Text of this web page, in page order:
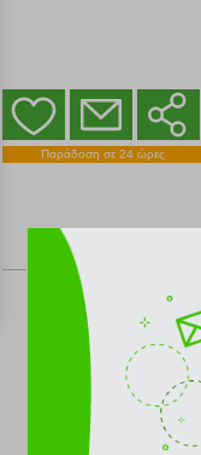
Παράδοση σε 24 ώρες
Σχολικό τετράδιο
17x25 με μωβ